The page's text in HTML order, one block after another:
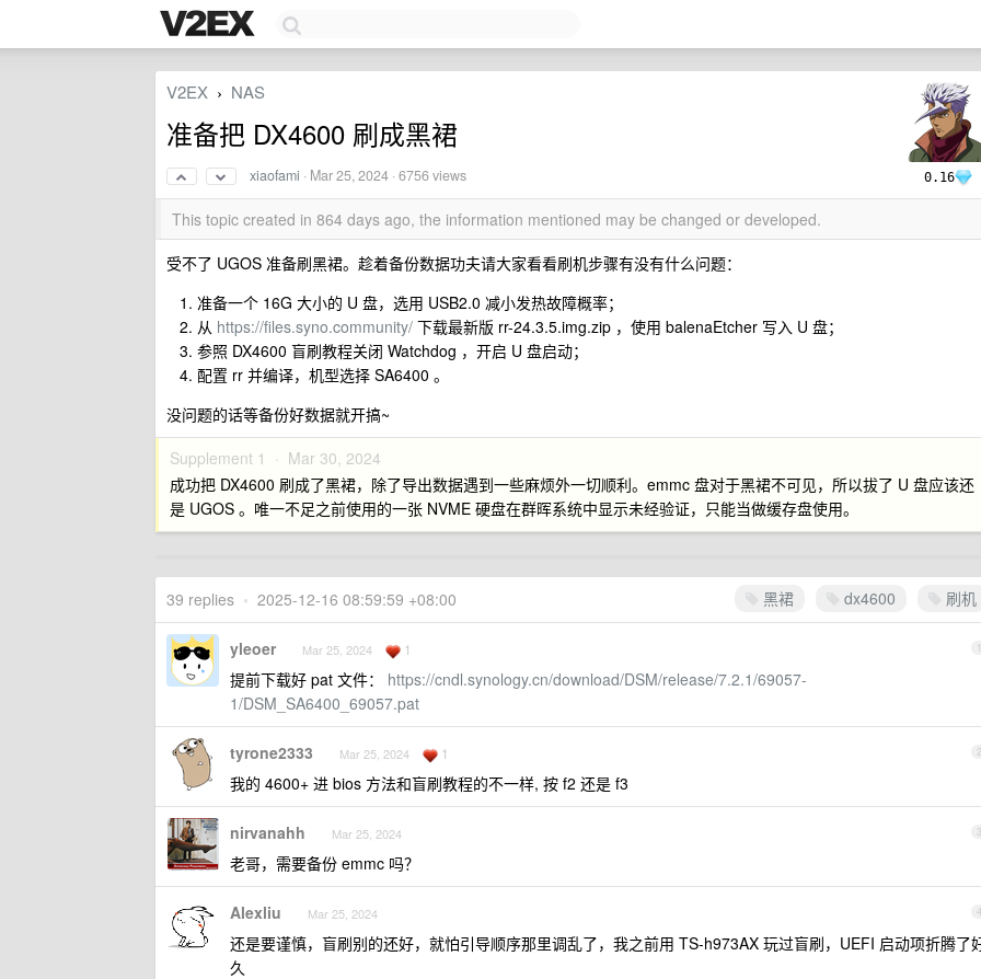
0.16
V2EX › NAS
准备把 DX4600 刷成黑裙
xiaofami · Mar 25, 2024 · 6756 views
This topic created in 864 days ago, the information mentioned may be changed or developed.
受不了 UGOS 准备刷黑裙。趁着备份数据功夫请大家看看刷机步骤有没有什么问题：
准备一个 16G 大小的 U 盘，选用 USB2.0 减小发热故障概率；
从 https://files.syno.community/ 下载最新版 rr-24.3.5.img.zip ，使用 balenaEtcher 写入 U 盘；
参照 DX4600 盲刷教程关闭 Watchdog ，开启 U 盘启动；
配置 rr 并编译，机型选择 SA6400 。
没问题的话等备份好数据就开搞~
Supplement 1 · Mar 30, 2024
成功把 DX4600 刷成了黑裙，除了导出数据遇到一些麻烦外一切顺利。emmc 盘对于黑裙不可见，所以拔了 U 盘应该还
是 UGOS 。唯一不足之前使用的一张 NVME 硬盘在群晖系统中显示未经验证，只能当做缓存盘使用。
黑裙 dx4600 刷机
39 replies • 2025-12-16 08:59:59 +08:00
1
yleoer Mar 25, 2024 1
提前下载好 pat 文件： https://cndl.synology.cn/download/DSM/release/7.2.1/69057-
1/DSM_SA6400_69057.pat
2
tyrone2333 Mar 25, 2024 1
我的 4600+ 进 bios 方法和盲刷教程的不一样, 按 f2 还是 f3
3
nirvanahh Mar 25, 2024
老哥，需要备份 emmc 吗？
4
Alexliu Mar 25, 2024
还是要谨慎，盲刷别的还好，就怕引导顺序那里调乱了，我之前用 TS-h973AX 玩过盲刷，UEFI 启动项折腾了
久